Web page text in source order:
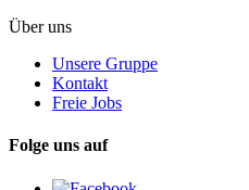
Über uns
Unsere Gruppe
Kontakt
Freie Jobs
Folge uns auf